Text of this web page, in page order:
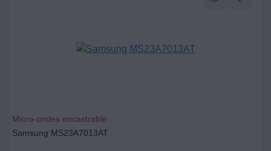
Micro-ondes encastrable
Samsung MS23A7013AT